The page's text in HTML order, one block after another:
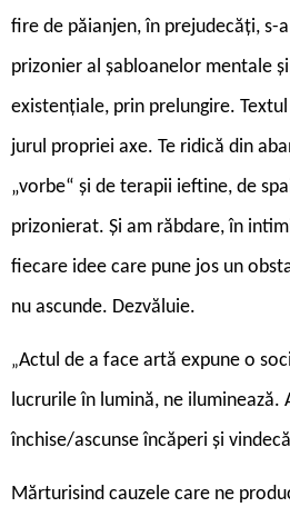
fire de păianjen, în prejudecăți, s-
prizonier al șabloanelor mentale
existențiale, prin prelungire.
jurul propriei axe. Te ridică din
„vorbe“ și de terapii ieftine, de
prizonierat. Și am răbdare, în
fiecare idee care pune jos un
nu ascunde. Dezvăluie.
„Actul de a face artă expune o
lucrurile în lumină, ne iluminează.
închise/ascunse încăperi și
Mărturisind cauzele care ne